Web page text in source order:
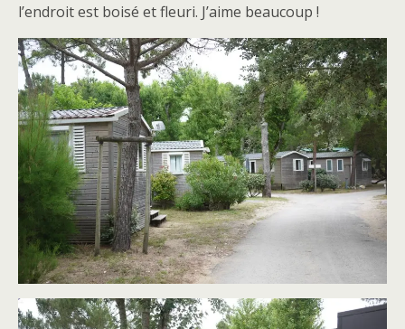
l’endroit est boisé et fleuri. J’aime beaucoup !